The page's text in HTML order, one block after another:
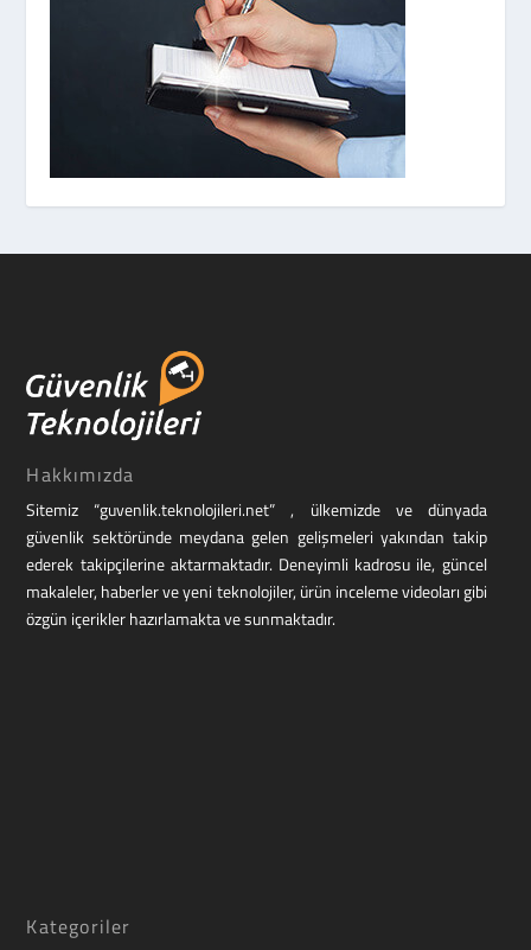
Hakkımızda
Sitemiz “guvenlik.teknolojileri.net” , ülkemizde ve dünyada
güvenlik sektöründe meydana gelen gelişmeleri yakından takip
ederek takipçilerine aktarmaktadır. Deneyimli kadrosu ile, güncel
makaleler, haberler ve yeni teknolojiler, ürün inceleme videoları gibi
özgün içerikler hazırlamakta ve sunmaktadır.
Kategoriler